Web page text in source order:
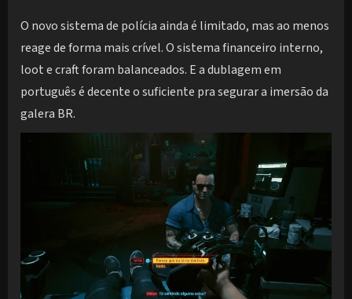
O novo sistema de polícia ainda é limitado, mas ao menos
reage de forma mais crível. O sistema financeiro interno,
loot e craft foram balanceados. E a dublagem em
português é decente o suficiente pra segurar a imersão da
galera BR.